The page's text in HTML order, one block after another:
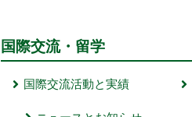
国際交流・留学
国際交流活動と実績